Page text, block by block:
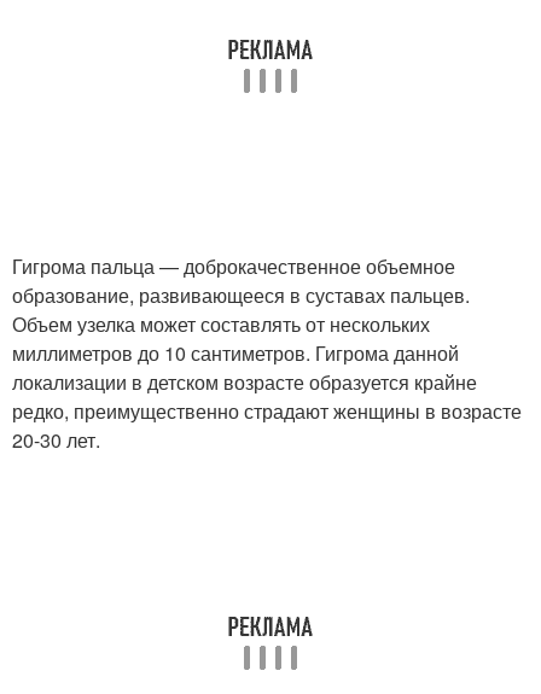
Гигрома пальца — доброкачественное объемное
образование, развивающееся в суставах пальцев.
Объем узелка может составлять от нескольких
миллиметров до 10 сантиметров. Гигрома данной
локализации в детском возрасте образуется крайне
редко, преимущественно страдают женщины в возрасте
20-30 лет.